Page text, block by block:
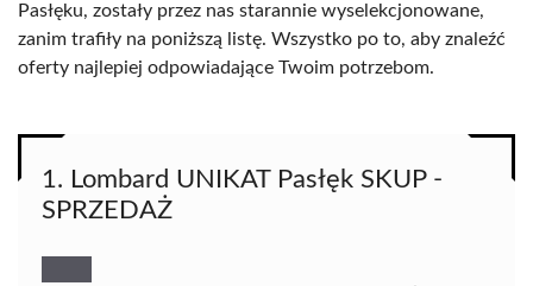
Pasłęku, zostały przez nas starannie wyselekcjonowane,
zanim trafiły na poniższą listę. Wszystko po to, aby znaleźć
oferty najlepiej odpowiadające Twoim potrzebom.
1. Lombard UNIKAT Pasłęk SKUP -
SPRZEDAŻ